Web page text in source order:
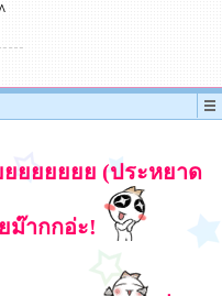
ยยยยยยย (ประหยาด
ม๊ากกอ่ะ!